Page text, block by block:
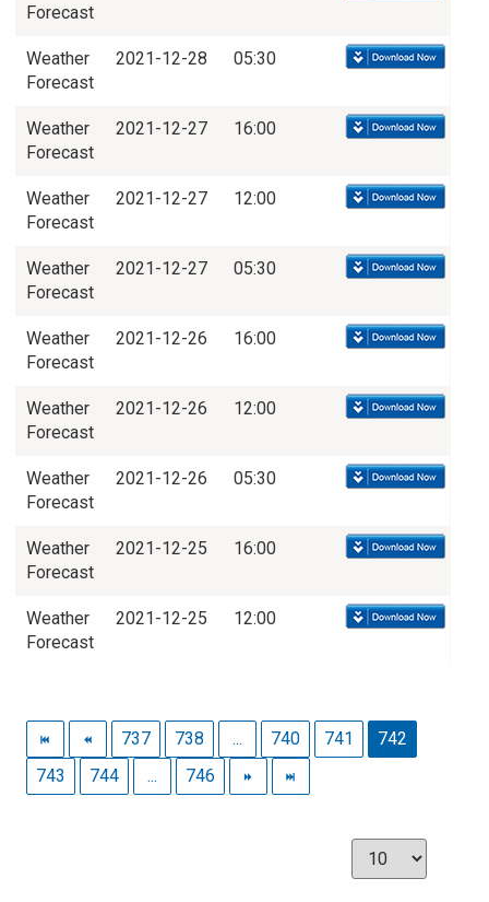
Forecast
Weather
Forecast
2021-12-28 05:30
Weather
Forecast
2021-12-27 16:00
Weather
Forecast
2021-12-27 12:00
Weather
Forecast
2021-12-27 05:30
Weather
Forecast
2021-12-26 16:00
Weather
Forecast
2021-12-26 12:00
Weather
Forecast
2021-12-26 05:30
Weather
Forecast
2021-12-25 16:00
Weather
Forecast
2021-12-25 12:00
737 738 ... 740 741
742
743
744 ... 746